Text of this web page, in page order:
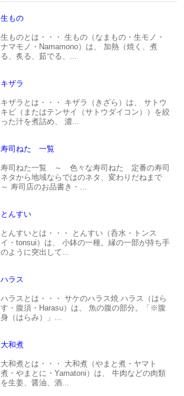
生もの
生ものとは・・・ 生もの（なまもの・生モノ・
ナマモノ・Namamono）は、 加熱（焼く、煮
る、炙る、茹でる、...
キザラ
キザラとは・・・ キザラ（きざら）は、 サトウ
キビ（またはテンサイ（サトウダイコン））を絞
った汁を煮詰め、 濃...
寿司ねた 一覧
寿司ねた一覧 ～ 色々な寿司ねた 定番の寿司
ネタから地域ならではのネタ、変わりだねまで
～ 寿司店のお品書き・...
とんすい
とんすいとは・・・ とんすい（呑水・トンス
イ・tonsui）は、 小鉢の一種。縁の一部が持ち手
のように突出して...
ハラス
ハラスとは・・・ サケのハラス焼 ハラス（はら
す・腹須・Harasu）は、 魚の腹の部分。「※腹
身（はらみ）」...
大和煮
大和煮とは・・・ 大和煮（やまと煮・ヤマト
煮・やまとに・Yamatoni）は、 牛肉などの肉類
を生姜、醤油、酒...